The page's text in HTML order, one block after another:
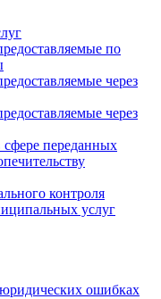
по
через
через
сфере переданных
контроля
услуг
ошибках